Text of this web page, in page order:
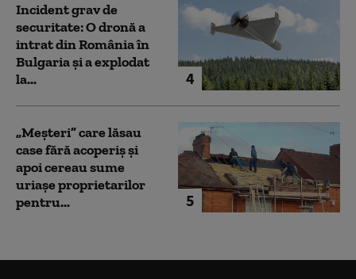
4
Incident grav de
securitate: O dronă a
intrat din România în
Bulgaria şi a explodat
la...
5
„Meșteri” care lăsau
case fără acoperiș și
apoi cereau sume
uriașe proprietarilor
pentru...